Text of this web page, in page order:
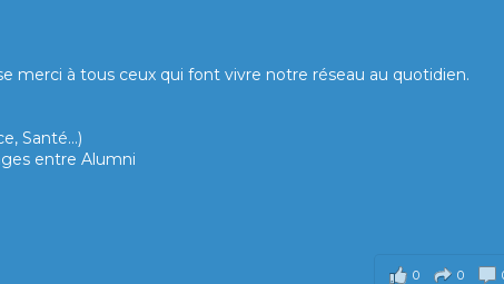
merci à tous ceux qui font vivre notre réseau au quotidien.
Santé...)
entre Alumni
0 0